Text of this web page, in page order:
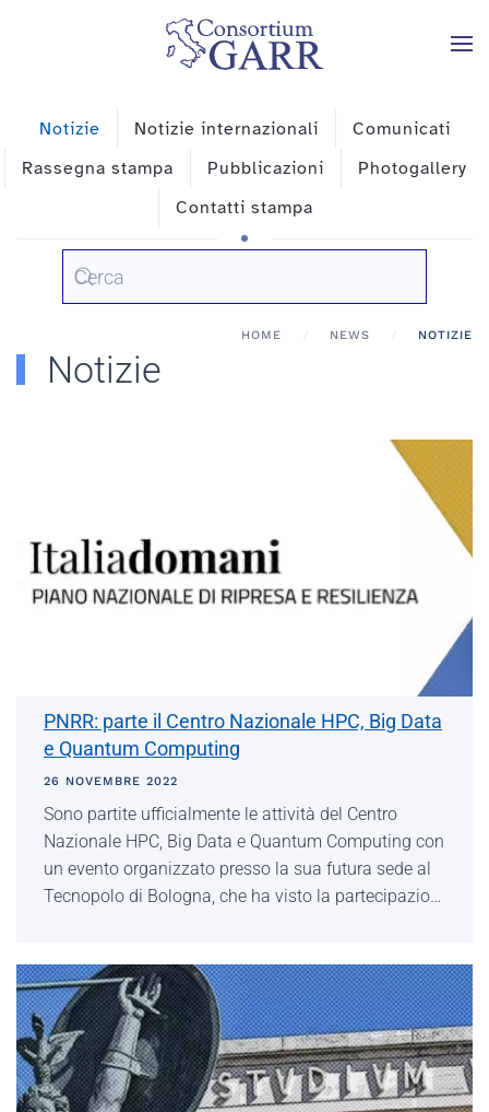
Skip to main content
Notizie Notizie internazionali
Comunicati
Rassegna stampa
Pubblicazioni
Photogallery
Contatti stampa
HOME NEWS NOTIZIE
Notizie
PNRR: parte il Centro Nazionale HPC, Big Data
e Quantum Computing
26 NOVEMBRE 2022
Sono partite ufficialmente le attività del Centro
Nazionale HPC, Big Data e Quantum Computing con
un evento organizzato presso la sua futura sede al
Tecnopolo di Bologna, che ha visto la partecipazio…